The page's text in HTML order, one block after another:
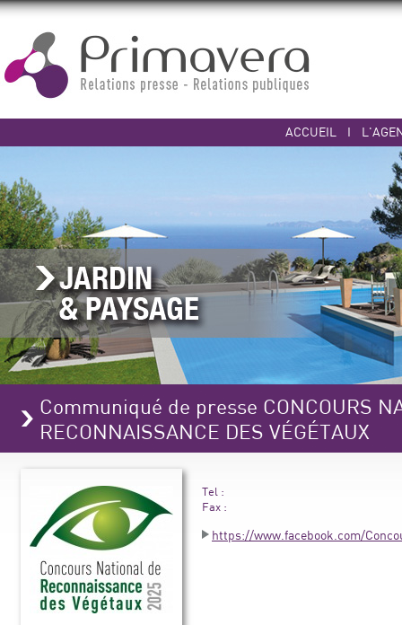
ACCUEIL I
Communiqué de presse CONCOURS
RECONNAISSANCE DES VÉGÉTAUX
Tel :
Fax :
https://www.facebook.com/